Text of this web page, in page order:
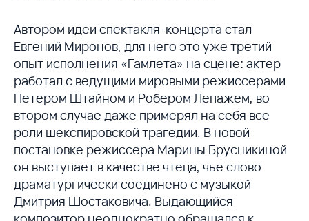
Автором идеи спектакля-концерта стал
Евгений Миронов, для него это уже третий
опыт исполнения «Гамлета» на сцене: актер
работал с ведущими мировыми режиссерами
Петером Штайном и Робером Лепажем, во
втором случае даже примерял на себя все
роли шекспировской трагедии. В новой
постановке режиссера Марины Брусникиной
он выступает в качестве чтеца, чье слово
драматургически соединено с музыкой
Дмитрия Шостаковича. Выдающийся